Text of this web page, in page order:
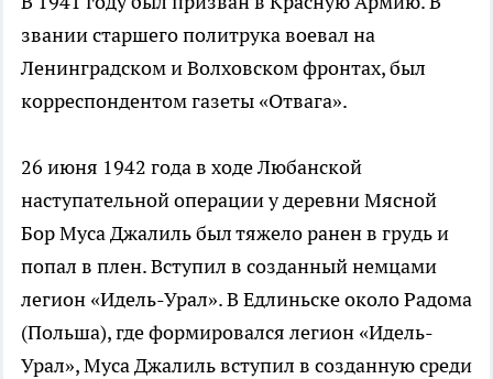
звании старшего политрука воевал на
Ленинградском и Волховском фронтах, был
корреспондентом газеты «Отвага».
26 июня 1942 года в ходе Любанской
наступательной операции у деревни Мясной
Бор Муса Джалиль был тяжело ранен в грудь и
попал в плен. Вступил в созданный немцами
легион «Идель-Урал». В Едлиньске около Радома
(Польша), где формировался легион «Идель-
Урал», Муса Джалиль вступил в созданную среди